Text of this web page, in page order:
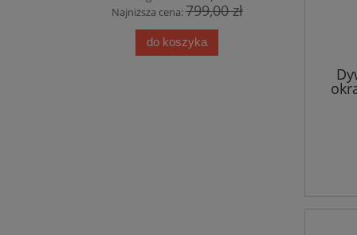
Najniższa cena:799,00 zł
do koszyka